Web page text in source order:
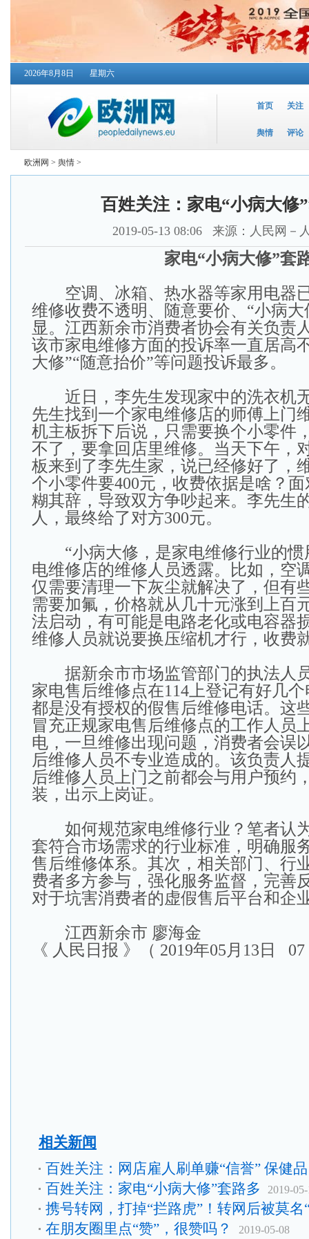
2026年8月8日 星期六
首页 关注
舆情 评论
欧洲网 > 舆情 >
百姓关注：家电“小病大修
2019-05-13 08:06 来源：人民网－
家电“小病大修”套
空调、冰箱、热水器等家用电器
维修收费不透明、随意要价、“小病
显。江西新余市消费者协会有关负责
该市家电维修方面的投诉率一直居高
大修”“随意抬价”等问题投诉最多。
近日，李先生发现家中的洗衣机
先生找到一个家电维修店的师傅上门
机主板拆下后说，只需要换个小零件
不了，要拿回店里维修。当天下午，
板来到了李先生家，说已经修好了，
个小零件要400元，收费依据是啥？
糊其辞，导致双方争吵起来。李先生
人，最终给了对方300元。
“小病大修，是家电维修行业的惯
电维修店的维修人员透露。比如，空
仅需要清理一下灰尘就解决了，但有
需要加氟，价格就从几十元涨到上百
法启动，有可能是电路老化或电容器
维修人员就说要换压缩机才行，收费
据新余市市场监管部门的执法人
家电售后维修点在114上登记有好几
都是没有授权的假售后维修电话。这
冒充正规家电售后维修点的工作人员
电，一旦维修出现问题，消费者会误
后维修人员不专业造成的。该负责人
后维修人员上门之前都会与用户预约
装，出示上岗证。
如何规范家电维修行业？笔者认
套符合市场需求的行业标准，明确服
售后维修体系。其次，相关部门、行
费者多方参与，强化服务监督，完善
对于坑害消费者的虚假售后平台和企
江西新余市 廖海金
《 人民日报 》（ 2019年05月13日
相关新闻
百姓关注：网店雇人刷单赚“信誉” 保健品
百姓关注：家电“小病大修”套路多
2019-
携号转网，打掉“拦路虎”！转网后被莫名
在朋友圈里点“赞”，很赞吗？
2019-05-08